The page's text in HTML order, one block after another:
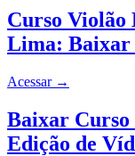
Curso Violão
Lima: Baixar
Acessar →
Baixar
Edição de